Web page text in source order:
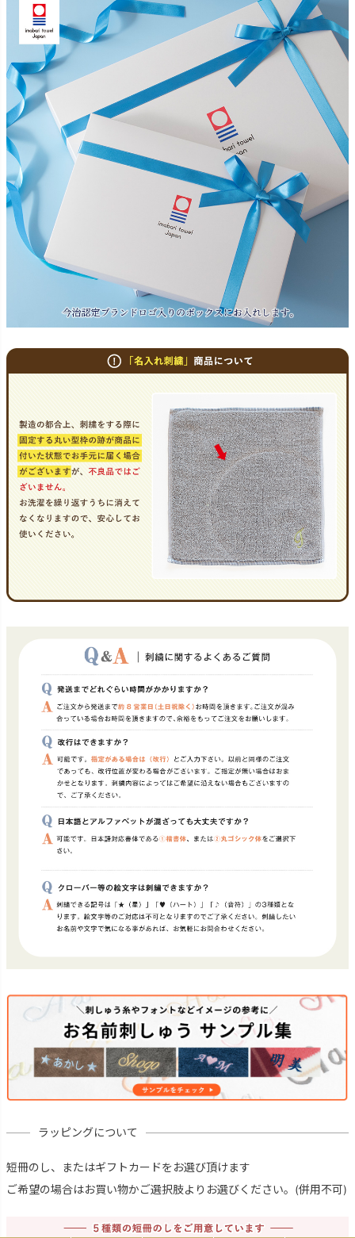
ラッピングについて
短冊のし、またはギフトカードをお選び頂けます
ご希望の場合はお買い物かご選択肢よりお選びください。(併用不可)